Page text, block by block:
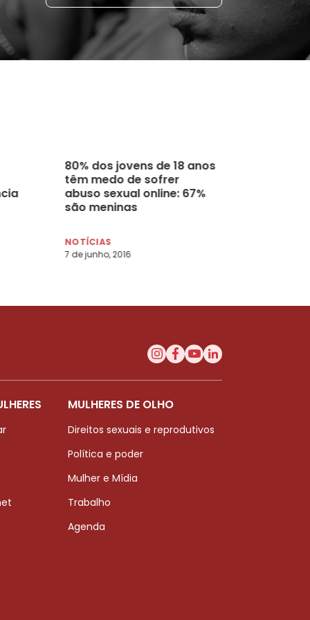
80% dos jovens de 18 anos
têm medo de sofrer
abuso sexual online: 67%
são meninas
NOTÍCIAS
7 de junho, 2016
MULHERES DE OLHO
Direitos sexuais e reprodutivos
Política e poder
Mulher e Mídia
Trabalho
Agenda